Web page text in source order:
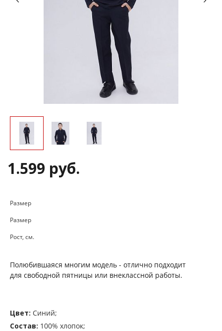
1.599 руб.
Размер
Размер
Рост, см.
Полюбившаяся многим модель - отлично подходит
для свободной пятницы или внеклассной работы.
Цвет: Синий;
Состав: 100% хлопок;